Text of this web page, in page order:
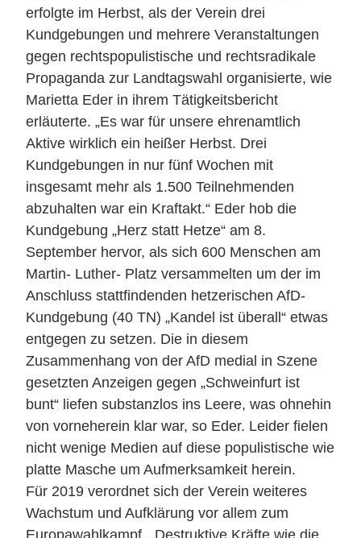
erfolgte im Herbst, als der Verein drei
Kundgebungen und mehrere Veranstaltungen
gegen rechtspopulistische und rechtsradikale
Propaganda zur Landtagswahl organisierte, wie
Marietta Eder in ihrem Tätigkeitsbericht
erläuterte. „Es war für unsere ehrenamtlich
Aktive wirklich ein heißer Herbst. Drei
Kundgebungen in nur fünf Wochen mit
insgesamt mehr als 1.500 Teilnehmenden
abzuhalten war ein Kraftakt.“ Eder hob die
Kundgebung „Herz statt Hetze“ am 8.
September hervor, als sich 600 Menschen am
Martin- Luther- Platz versammelten um der im
Anschluss stattfindenden hetzerischen AfD-
Kundgebung (40 TN) „Kandel ist überall“ etwas
entgegen zu setzen. Die in diesem
Zusammenhang von der AfD medial in Szene
gesetzten Anzeigen gegen „Schweinfurt ist
bunt“ liefen substanzlos ins Leere, was ohnehin
von vorneherein klar war, so Eder. Leider fielen
nicht wenige Medien auf diese populistische wie
platte Masche um Aufmerksamkeit herein.
Für 2019 verordnet sich der Verein weiteres
Wachstum und Aufklärung vor allem zum
Europawahlkampf. „Destruktive Kräfte wie die